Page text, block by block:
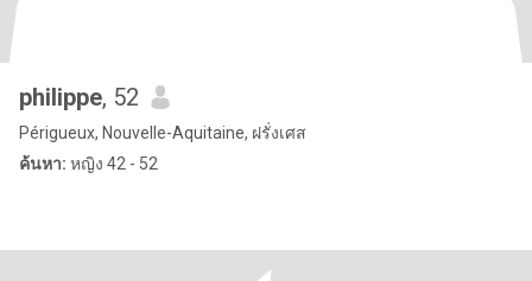
philippe, 52
Périgueux, Nouvelle-Aquitaine, ฝรั่งเศส
ค้นหา: หญิง 42 - 52